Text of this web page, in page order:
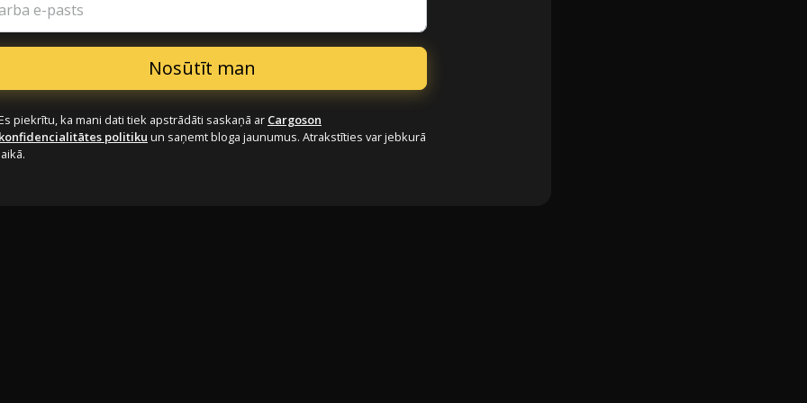
e-pasts
piekrītu, ka mani dati tiek apstrādāti saskaņā ar Cargoson
politiku un saņemt bloga jaunumus. Atrakstīties var jebkurā